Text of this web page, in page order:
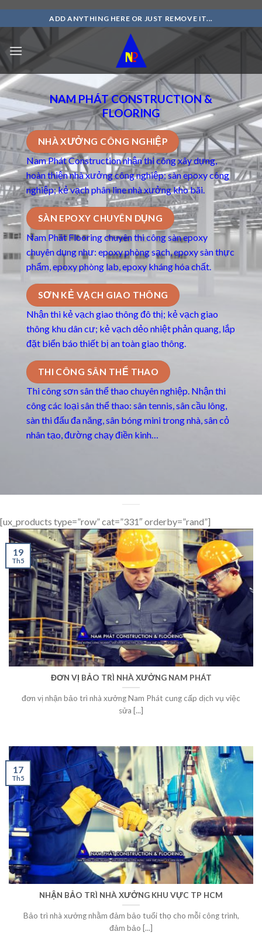
Skip
ADD ANYTHING HERE OR JUST REMOVE IT...
NAM PHÁT CONSTRUCTION &
FLOORING
NHÀ XƯỞNG CÔNG NGHIỆP
Nam Phát Construction nhận thi công xây dựng,
hoàn thiện nhà xưởng công nghiệp; sàn epoxy công
nghiệp; kẻ vạch phân line nhà xưởng kho bãi.
SÀN EPOXY CHUYÊN DỤNG
Nam Phát Flooring chuyên thi côngsàn epoxy
chuyên dụngnhư: epoxy phòng sạch, epoxy sàn thực
phẩm, epoxy phòng lab, epoxy kháng hóa chất.
SƠN KẺ VẠCH GIAO THÔNG
Nhận thi kẻ vạch giao thông đô thị; kẻ vạch giao
thông khu dân cư; kẻ vạch dẻo nhiệt phản quang, lắp
đặt biển báo thiết bị an toàn giao thông.
THI CÔNG SÂN THỂ THAO
Thi công sơn sân thể thao chuyên nghiệp. Nhận thi
công các loại sân thể thao: sân tennis, sân cầu lông,
sàn thi đấu đa năng, sân bóng mini trong nhà, sân cỏ
nhân tạo, đường chạy điền kinh…
[ux_products type=”row” cat=”331″ orderby=”rand”]
ĐƠN VỊ BẢO TRÌ NHÀ XƯỞNG NAM PHÁT
đơn vị nhận bảo trì nhà xưởng Nam Phát cung cấp dịch vụ việc
sửa [...]
19
Th5
NHẬN BẢO TRÌ NHÀ XƯỞNG KHU VỰC TP HCM
Bảo trì nhà xưởng nhằm đảm bảo tuổi thọ cho mỗi công trình,
đảm bảo [...]
17
Th5